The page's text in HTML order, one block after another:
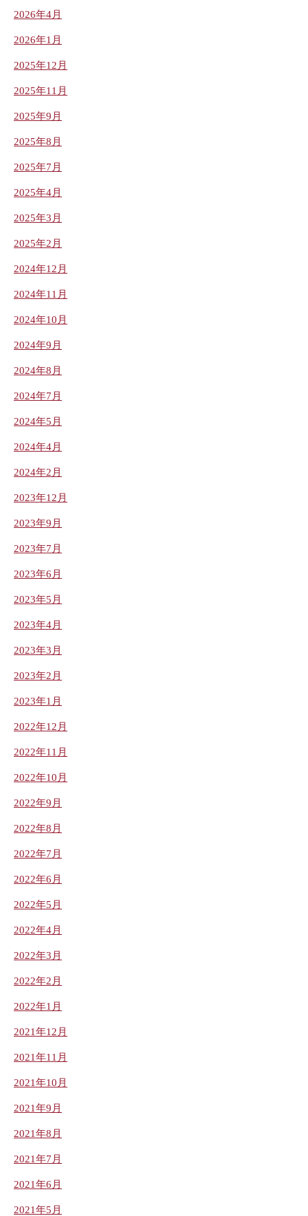
2026年4月
2026年1月
2025年12月
2025年11月
2025年9月
2025年8月
2025年7月
2025年4月
2025年3月
2025年2月
2024年12月
2024年11月
2024年10月
2024年9月
2024年8月
2024年7月
2024年5月
2024年4月
2024年2月
2023年12月
2023年9月
2023年7月
2023年6月
2023年5月
2023年4月
2023年3月
2023年2月
2023年1月
2022年12月
2022年11月
2022年10月
2022年9月
2022年8月
2022年7月
2022年6月
2022年5月
2022年4月
2022年3月
2022年2月
2022年1月
2021年12月
2021年11月
2021年10月
2021年9月
2021年8月
2021年7月
2021年6月
2021年5月